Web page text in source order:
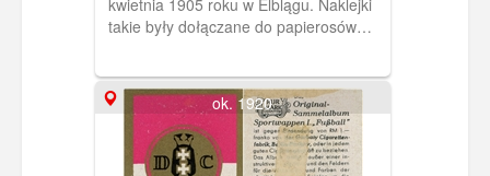
kwietnia 1905 roku w Elblągu. Naklejki
takie były dołączane do papierosów
tej firmy mieściła się na Weidengasse
35-39 (Łąkowa).ok. 1920